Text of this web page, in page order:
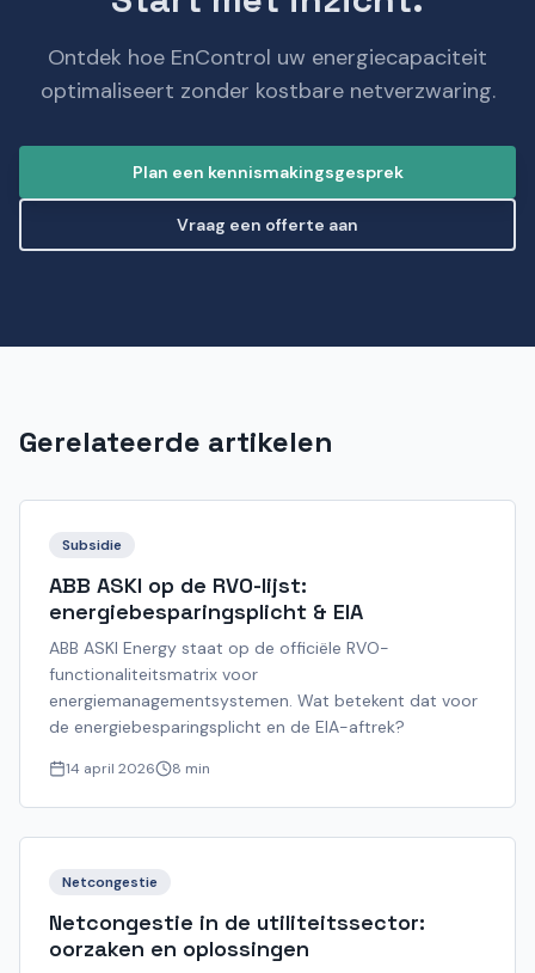
Ontdek hoe EnControl uw energiecapaciteit
optimaliseert zonder kostbare netverzwaring.
Plan een kennismakingsgesprek
Vraag een offerte aan
Gerelateerde artikelen
Subsidie
ABB ASKI op de RVO-lijst:
energiebesparingsplicht & EIA
ABB ASKI Energy staat op de officiële RVO-
functionaliteitsmatrix voor
energiemanagementsystemen. Wat betekent dat voor
de energiebesparingsplicht en de EIA-aftrek?
14 april 2026 8 min
Netcongestie
Netcongestie in de utiliteitssector:
oorzaken en oplossingen